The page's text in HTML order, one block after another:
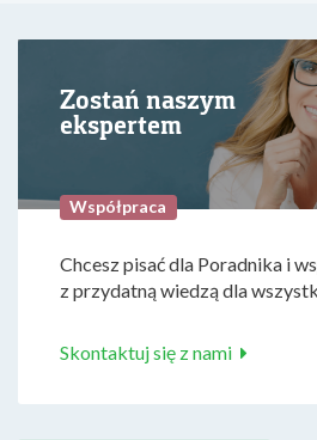
Zostań naszym
ekspertem
Współpraca
Chcesz pisać dla Poradnika i
z przydatną wiedzą dla
Skontaktuj się z nami